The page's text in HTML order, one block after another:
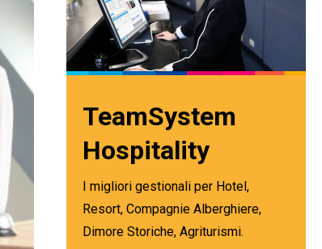
TeamSystem
Hospitality
I migliori gestionali per Hotel,
Resort, Compagnie Alberghiere,
Dimore Storiche, Agriturismi.